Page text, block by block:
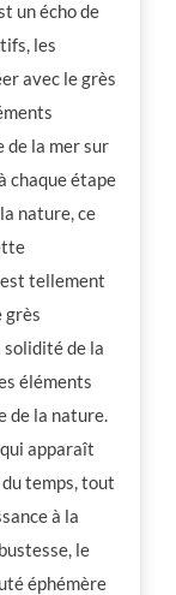
un écho de
les
avec le grès
de la mer sur
chaque étape
nature, ce
tellement
grès
de la
éléments
de la nature.
apparaît
du temps, tout
à la
le
éphémère